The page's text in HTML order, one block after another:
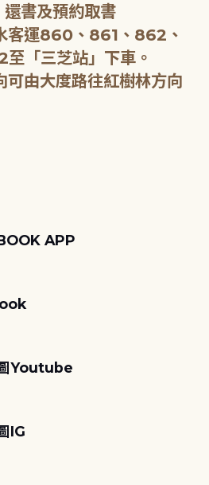
書及預約取書
客運860、861、862、
「三芝站」下車。
可由大度路往紅樹林方向
APP
Youtube
IG